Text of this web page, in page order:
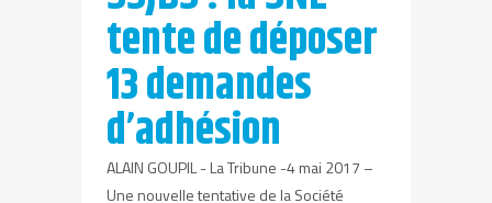
tente de déposer
13 demandes
d’adhésion
ALAIN GOUPIL - La Tribune -4 mai 2017 –
Une nouvelle tentative de la Société